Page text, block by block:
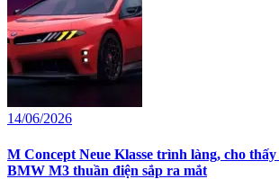
14/06/2026
M Concept Neue Klasse trình làng, cho
BMW M3 thuần điện sắp ra mắt